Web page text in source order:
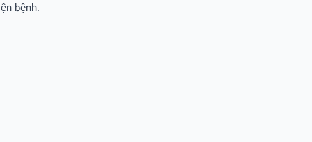
bệnh.